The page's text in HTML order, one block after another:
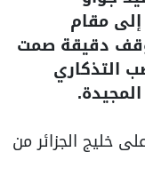
إلى مقام
وقف دقيقة صمت
التذكاري
خليج الجزائر من